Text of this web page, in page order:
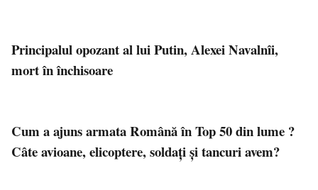
Principalul opozant al lui Putin, Alexei Navalnîi,
mort în închisoare
Cum a ajuns armata Română în Top 50 din lume ?
Câte avioane, elicoptere, soldați și tancuri avem?